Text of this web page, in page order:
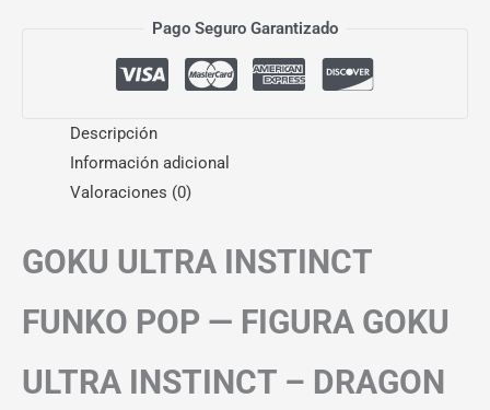
Pago Seguro Garantizado
Descripción
Información adicional
Valoraciones (0)
GOKU ULTRA INSTINCT
FUNKO POP — FIGURA GOKU
ULTRA INSTINCT – DRAGON